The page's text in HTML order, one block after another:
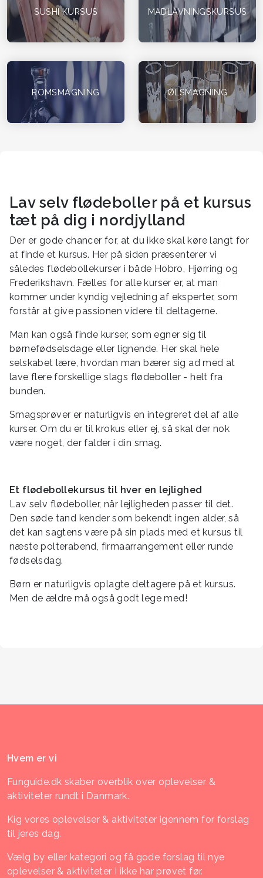
SUSHI KURSUS MADLAVNINGSKURSUS
ROMSMAGNING ØLSMAGNING
Lav selv flødeboller på et kursus
tæt på dig i nordjylland
Der er gode chancer for, at du ikke skal køre langt for
at finde et kursus. Her på siden præsenterer vi
således flødebollekurser i både Hobro, Hjørring og
Frederikshavn. Fælles for alle kurser er, at man
kommer under kyndig vejledning af eksperter, som
forstår at give passionen videre til deltagerne.
Man kan også finde kurser, som egner sig til
børnefødselsdage eller lignende. Her skal hele
selskabet lære, hvordan man bærer sig ad med at
lave flere forskellige slags flødeboller - helt fra
bunden.
Smagsprøver er naturligvis en integreret del af alle
kurser. Om du er til krokus eller ej, så skal der nok
være noget, der falder i din smag.
Et flødebollekursus til hver en lejlighed
Lav selv flødeboller, når lejligheden passer til det.
Den søde tand kender som bekendt ingen alder, så
det kan sagtens være på sin plads med et kursus til
næste polterabend, firmaarrangement eller runde
fødselsdag.
Børn er naturligvis oplagte deltagere på et kursus.
Men de ældre må også godt lege med!
Hvem er vi
Funguide.dk skaber overblik over oplevelser &
aktiviteter rundt i Danmark.
Kig vores oplevelser & aktiviteter igennem for forslag
til jeres dag.
Vælg by eller kategori og få gode forslag til nye
oplevelser & aktiviteter I ikke har prøvet før.